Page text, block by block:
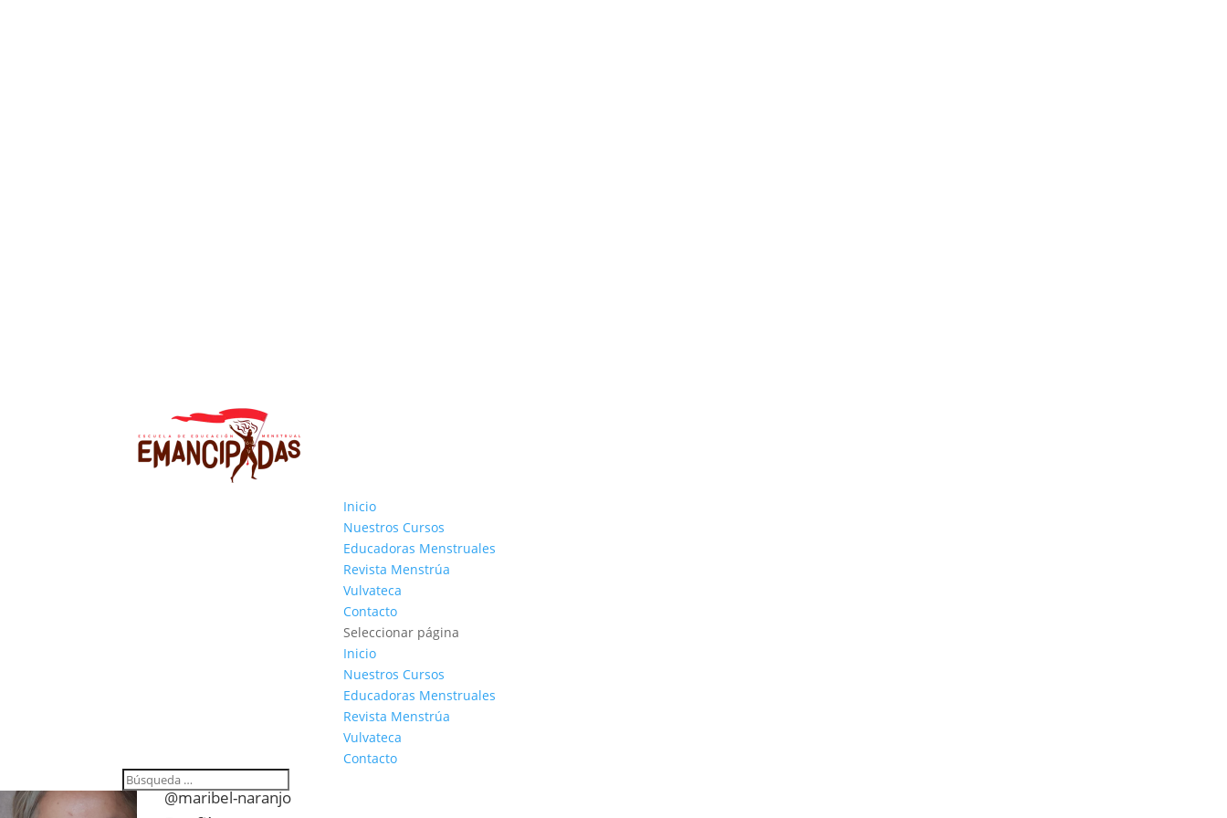
Inicio
Nuestros Cursos
Educadoras Menstruales
Revista Menstrúa
Vulvateca
Contacto
Seleccionar página
Inicio
Nuestros Cursos
Educadoras Menstruales
Revista Menstrúa
Vulvateca
Contacto
@maribel-naranjo